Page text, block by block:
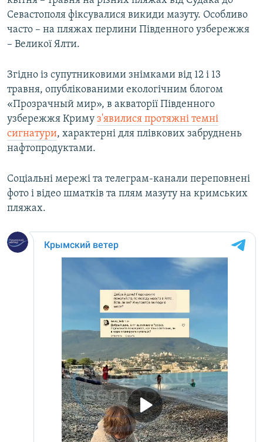
Севастополя фіксувалися викиди мазуту. Особливо
часто – на пляжах перлини Південного узбережжя
– Великої Ялти.
Згідно із супутниковими знімками від 12 і 13
травня, опублікованими екологічним блогом
«Прозрачный мир», в акваторії Південного
узбережжя Криму з'явилися протяжні темні
сигнатури, характерні для плівкових забруднень
нафтопродуктами.
Соціальні мережі та телеграм-канали переповнені
фото і відео шматків та плям мазуту на кримських
пляжах.